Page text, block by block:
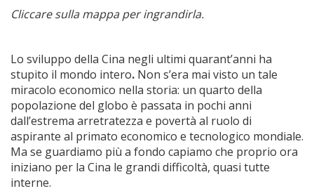
Cliccare sulla mappa per ingrandirla.
Lo sviluppo della Cina negli ultimi quarant’anni ha
stupito il mondo intero. Non s’era mai visto un tale
miracolo economico nella storia: un quarto della
popolazione del globo è passata in pochi anni
dall’estrema arretratezza e povertà al ruolo di
aspirante al primato economico e tecnologico mondiale.
Ma se guardiamo più a fondo capiamo che proprio ora
iniziano per la Cina le grandi difficoltà, quasi tutte
interne.